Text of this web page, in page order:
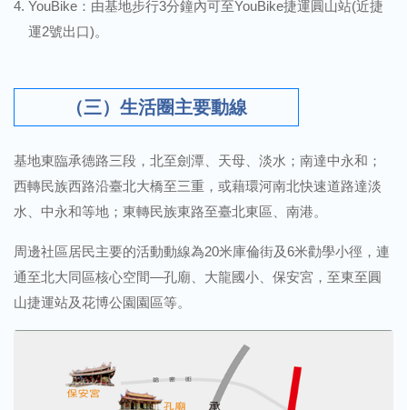
YouBike：由基地步行3分鐘內可至YouBike捷運圓山站(近捷
運2號出口)。
（三）生活圈主要動線
基地東臨承德路三段，北至劍潭、天母、淡水；南達中永和；
西轉民族西路沿臺北大橋至三重，或藉環河南北快速道路達淡
水、中永和等地；東轉民族東路至臺北東區、南港。
周邊社區居民主要的活動動線為20米庫倫街及6米勸學小徑，連
通至北大同區核心空間—孔廟、大龍國小、保安宮，至東至圓
山捷運站及花博公園園區等。